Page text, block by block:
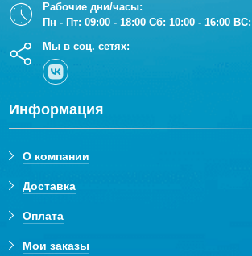
Рабочие дни/часы:
Пн - Пт: 09:00 - 18:00 Сб: 10:00 - 16:00
Мы в соц. сетях:
Информация
О компании
Доставка
Оплата
Мои заказы